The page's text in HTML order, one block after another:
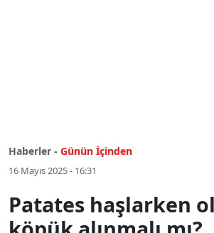
Haberler - Günün İçinden
16 Mayıs 2025 - 16:31
Patates haşlarken